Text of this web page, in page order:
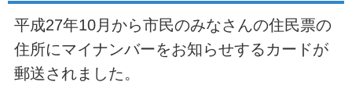
平成27年10月から市民のみなさんの住民票の
住所にマイナンバーをお知らせするカードが
郵送されました。